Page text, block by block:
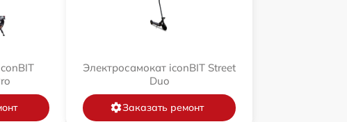
Электросамокат iconBIT Street
Duo
Заказать ремонт